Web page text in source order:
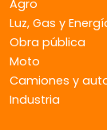
Agro
Luz, Gas y
Obra pública
Moto
Camiones y
Industria